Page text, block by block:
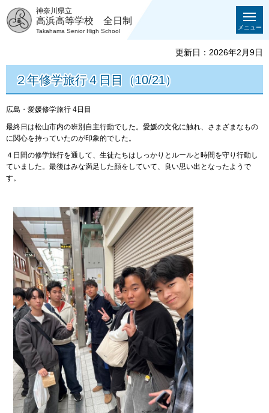
神奈川県立
高浜高等学校 全日制
Takahama Senior High School
メニュー
更新日：2026年2月9日
２年修学旅行４日目（10/21）
広島・愛媛修学旅行 4日目
最終日は松山市内の班別自主行動でした。愛媛の文化に触れ、さまざまなもの
に関心を持っていたのが印象的でした。
４日間の修学旅行を通して、生徒たちはしっかりとルールと時間を守り行動し
ていました。最後はみな満足した顔をしていて、良い思い出となったようで
す。